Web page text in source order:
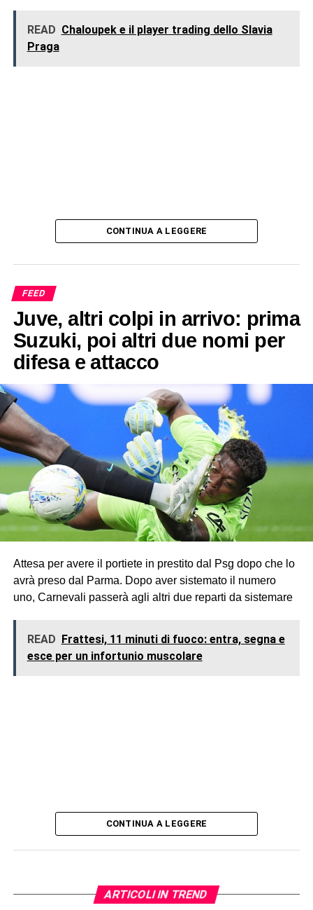
READ Chaloupek e il player trading dello Slavia
Praga
CONTINUA A LEGGERE
FEED
Juve, altri colpi in arrivo: prima
Suzuki, poi altri due nomi per
difesa e attacco
Attesa per avere il portiete in prestito dal Psg dopo che lo
avrà preso dal Parma. Dopo aver sistemato il numero
uno, Carnevali passerà agli altri due reparti da sistemare
READ Frattesi, 11 minuti di fuoco: entra, segna e
esce per un infortunio muscolare
CONTINUA A LEGGERE
ARTICOLI IN TREND